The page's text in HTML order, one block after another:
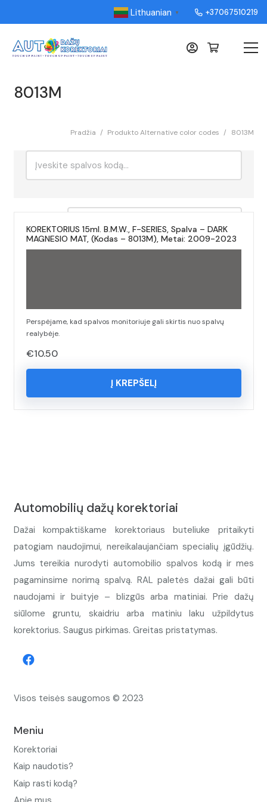
Lithuanian ▼ +37067510219
8013M
Pradžia / Produkto Alternative color codes / 8013M
KOREKTORIUS 15ml. B.M.W., F-SERIES, Spalva – DARK
MAGNESIO MAT, (Kodas – 8013M), Metai: 2009-2023
Perspėjame, kad spalvos monitoriuje gali skirtis nuo spalvų
realybėje.
€10.50
Į KREPŠELĮ
Automobilių dažų korektoriai
Dažai kompaktiškame korektoriaus buteliuke pritaikyti
patogiam naudojimui, nereikalaujančiam specialių įgūdžių.
Jums tereikia nurodyti automobilio spalvos kodą ir mes
pagaminsime norimą spalvą. RAL paletės dažai gali būti
naudojami ir buityje – blizgūs arba matiniai. Prie dažų
siūlome gruntu, skaidriu arba matiniu laku užpildytus
korektorius. Saugus pirkimas. Greitas pristatymas.
Visos teisės saugomos © 2023
Meniu
Korektoriai
Kaip naudotis?
Kaip rasti kodą?